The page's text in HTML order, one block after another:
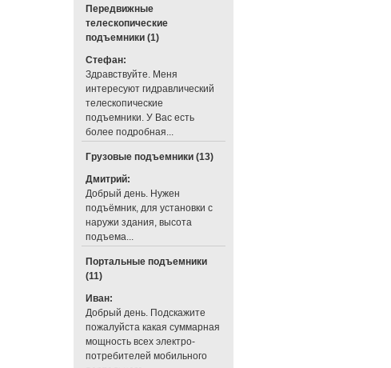
Передвижные
телескопические
подъемники (1)
Стефан:
Здравствуйте. Меня
интересуют гидравлический
телескопические
подъемники. У Вас есть
более подробная...
Грузовые подъемники (13)
Дмитрий:
Добрый день. Нужен
подъёмник, для установки с
наружи здания, высота
подъема...
Портальные подъемники
(11)
Иван:
Добрый день. Подскажите
пожалуйста какая суммарная
мощность всех электро-
потребителей мобильного